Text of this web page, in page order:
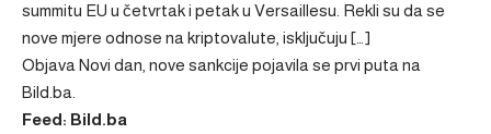
summitu EU u četvrtak i petak u Versaillesu. Rekli su da se
nove mjere odnose na kriptovalute, isključuju […]
Objava Novi dan, nove sankcije pojavila se prvi puta na
Bild.ba
Feed: Bild.ba